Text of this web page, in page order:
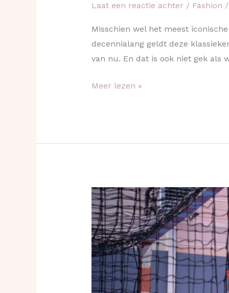
Laat een reactie achter / Fashion /
Misschien wel het meest
decennialang geldt deze
van nu. En dat is ook niet gek als
Meer lezen »
estavana
polman
vermogen